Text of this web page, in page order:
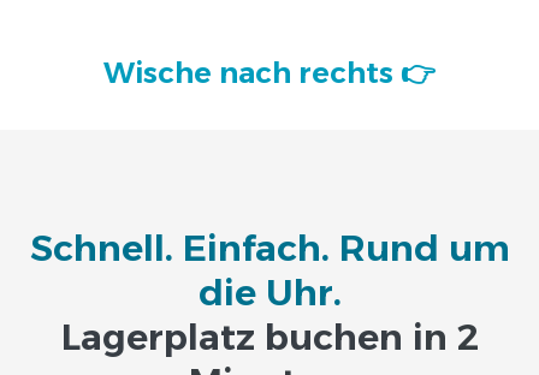
Wische nach rechts 👉
Schnell. Einfach. Rund um
die Uhr.
Lagerplatz buchen in 2